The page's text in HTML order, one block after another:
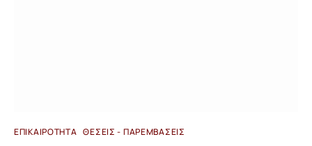
ΕΠΙΚΑΙΡΌΤΗΤΑ ΘΈΣΕΙΣ - ΠΑΡΕΜΒΆΣΕΙΣ